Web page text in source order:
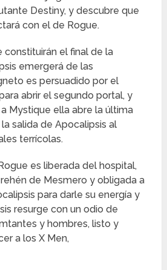
Destiny, y descubre que
con el de Rogue.
constituirán el final de la
emergerá de las
es persuadido por el
abrir el segundo portal, y
Mystique ella abre la última
salida de Apocalipsis al
terrícolas.
es liberada del hospital,
de Mesmero y obligada a
para darle su energía y
resurge con un odio de
y hombres, listo y
a los X Men,